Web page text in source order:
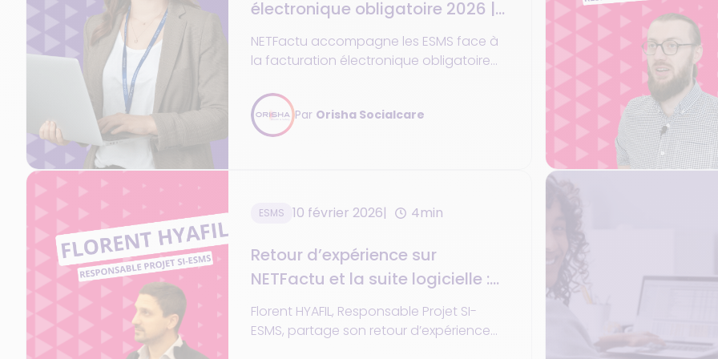
électronique obligatoire 2026 |
ESMS
NETFactu accompagne les ESMS face à
la facturation électronique obligatoire
anticipation réglementaire.
Par Orisha Socialcare
ESMS 10 février 2026 4min
Retour d’expérience sur
NETFactu et la suite logicielle :
Fiabilité, ergonomie et gain de
temps
Florent HYAFIL, Responsable Projet SI-
ESMS, partage son retour d’expérience